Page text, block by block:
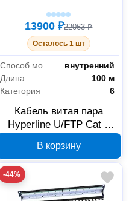
13900 ₽22063 ₽
Осталось 1 шт
Способ монтажа
внутренний
Длина
100 м
Категория
6
Кабель витая пара
Hyperline U/FTP Cat 6
В корзину
-44%